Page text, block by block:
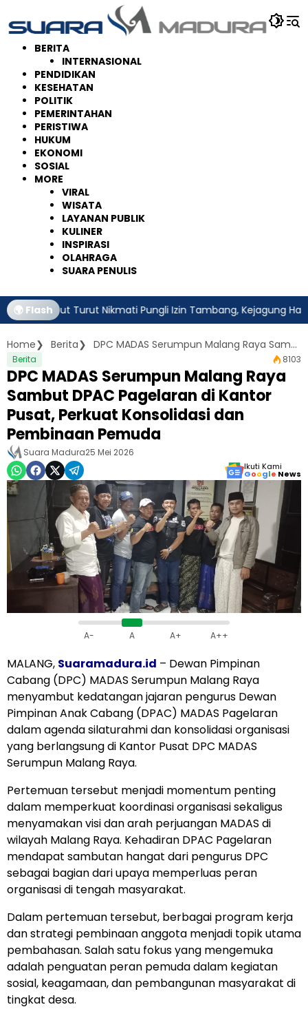
ke
konten
BERITA
INTERNASIONAL
PENDIDIKAN
KESEHATAN
POLITIK
PEMERINTAHAN
PERISTIWA
HUKUM
EKONOMI
SOSIAL
MORE
VIRAL
WISATA
LAYANAN PUBLIK
KULINER
INSPIRASI
OLAHRAGA
SUARA PENULIS
🌍 FlashTurut Nikmati Pungli Izin Tambang, Kejagung Harus
Home Berita DPC MADAS Serumpun Malang Raya Sambut DPAC Pagelaran di Kantor Pusat, Perkuat Konsolidasi dan Pembinaan Pemuda
Berita 8103
DPC MADAS Serumpun Malang Raya
Sambut DPAC Pagelaran di Kantor
Pusat, Perkuat Konsolidasi dan
Pembinaan Pemuda
Suara Madura25 Mei 2026
Ikuti Kami
Google News
A- A A+ A++
MALANG, Suaramadura.id – Dewan Pimpinan
Cabang (DPC) MADAS Serumpun Malang Raya
menyambut kedatangan jajaran pengurus Dewan
Pimpinan Anak Cabang (DPAC) MADAS Pagelaran
dalam agenda silaturahmi dan konsolidasi organisasi
yang berlangsung di Kantor Pusat DPC MADAS
Serumpun Malang Raya.
Pertemuan tersebut menjadi momentum penting
dalam memperkuat koordinasi organisasi sekaligus
menyamakan visi dan arah perjuangan MADAS di
wilayah Malang Raya. Kehadiran DPAC Pagelaran
mendapat sambutan hangat dari pengurus DPC
sebagai bagian dari upaya memperluas peran
organisasi di tengah masyarakat.
Dalam pertemuan tersebut, berbagai program kerja
dan strategi pembinaan anggota menjadi topik utama
pembahasan. Salah satu fokus yang mengemuka
adalah penguatan peran pemuda dalam kegiatan
sosial, keagamaan, dan pembangunan masyarakat di
tingkat desa.